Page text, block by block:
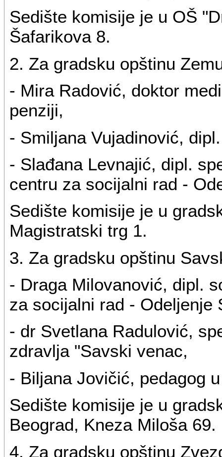
Sedište komisije je u OŠ
Šafarikova 8.
2. Za gradsku opštinu
- Mira Radović, doktor
penziji,
- Smiljana Vujadinović,
- Slađana Levnajić, dipl.
centru za socijalni rad -
Sedište komisije je u
Magistratski trg 1.
3. Za gradsku opštinu
- Draga Milovanović, dipl.
za socijalni rad - Odeljenje
- dr Svetlana Radulović,
zdravlja "Savski venac,
- Biljana Jovičić, pedagog
Sedište komisije je u
Beograd, Kneza Miloša 69.
4. Za gradsku opštinu